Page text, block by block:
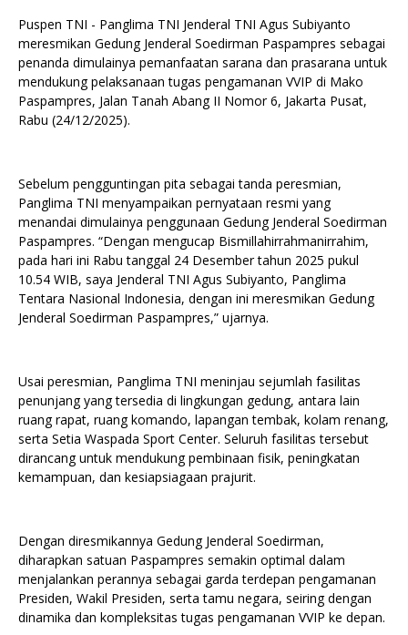
Puspen TNI - Panglima TNI Jenderal TNI Agus Subiyanto
meresmikan Gedung Jenderal Soedirman Paspampres sebagai
penanda dimulainya pemanfaatan sarana dan prasarana untuk
mendukung pelaksanaan tugas pengamanan VVIP di Mako
Paspampres, Jalan Tanah Abang II Nomor 6, Jakarta Pusat,
Rabu (24/12/2025).
Sebelum pengguntingan pita sebagai tanda peresmian,
Panglima TNI menyampaikan pernyataan resmi yang
menandai dimulainya penggunaan Gedung Jenderal Soedirman
Paspampres. “Dengan mengucap Bismillahirrahmanirrahim,
pada hari ini Rabu tanggal 24 Desember tahun 2025 pukul
10.54 WIB, saya Jenderal TNI Agus Subiyanto, Panglima
Tentara Nasional Indonesia, dengan ini meresmikan Gedung
Jenderal Soedirman Paspampres,” ujarnya.
Usai peresmian, Panglima TNI meninjau sejumlah fasilitas
penunjang yang tersedia di lingkungan gedung, antara lain
ruang rapat, ruang komando, lapangan tembak, kolam renang,
serta Setia Waspada Sport Center. Seluruh fasilitas tersebut
dirancang untuk mendukung pembinaan fisik, peningkatan
kemampuan, dan kesiapsiagaan prajurit.
Dengan diresmikannya Gedung Jenderal Soedirman,
diharapkan satuan Paspampres semakin optimal dalam
menjalankan perannya sebagai garda terdepan pengamanan
Presiden, Wakil Presiden, serta tamu negara, seiring dengan
dinamika dan kompleksitas tugas pengamanan VVIP ke depan.